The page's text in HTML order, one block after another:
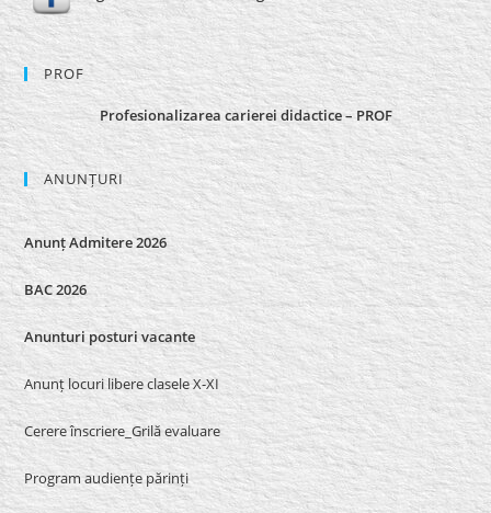
PROF
Profesionalizarea carierei didactice – PROF
ANUNȚURI
Anunț Admitere 2026
BAC 2026
Anunturi posturi vacante
Anunț locuri libere clasele X-XI
Cerere înscriere_Grilă evaluare
Program audiențe părinți